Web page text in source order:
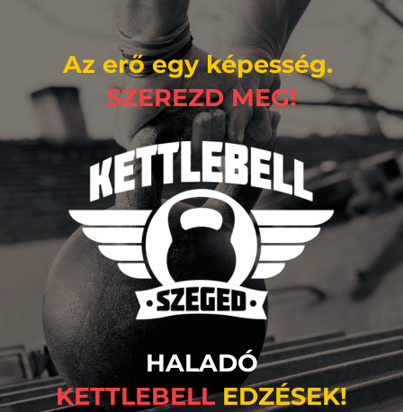
Az erő egy képesség.
SZEREZD MEG!
HALADÓ
KETTLEBELL EDZÉSEK!